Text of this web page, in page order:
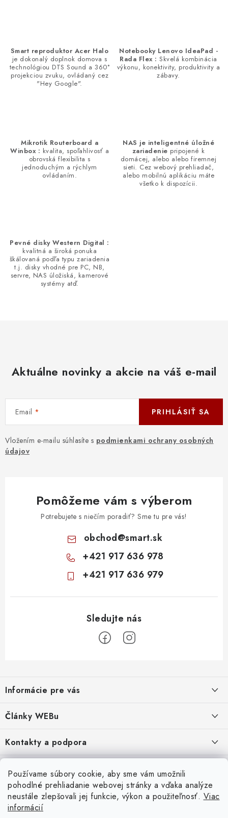
Používame súbory cookie, aby sme vám umožnili
pohodlné prehliadanie webovej stránky a vďaka analýze
neustále zlepšovali jej funkcie, výkon a použiteľnosť. Viac
informácií
k
Smart reproduktor Acer Halo
je dokonalý doplnok domova s
technológiou DTS Sound a 360°
projekciou zvuku, ovládaný cez
"Hey Google".
Notebooky Lenovo IdeaPad -
Rada Flex : Skvelá kombinácia
výkonu, konektivity, produktivity a
zábavy.
Mikrotik Routerboard a
Winbox : kvalita, spoľahlivosť a
obrovská flexibilita s
jednoduchým a rýchlym
ovládaním.
NAS je inteligentné úložné
zariadenie pripojené k
domácej, alebo alebo firemnej
sieti. Cez webový prehliadač,
alebo mobilnú aplikáciu máte
všetko k dispozícii.
Pevné disky Western Digital :
kvalitná a široká ponuka
škálovaná podľa typu zariadenia
t.j. disky vhodné pre PC, NB,
servre, NAS úložiská, kamerové
systémy atď.
Aktuálne novinky a akcie na váš e-mail
Email
Vložením e-mailu súhlasíte s podmienkami ochrany osobných
údajov
PRIHLÁSIŤ SA
Pomôžeme vám s výberom
Potrebujete s niečím poradiť? Sme tu pre vás!
obchod@smart.sk
+421 917 636 978
+421 917 636 979
p
ä
e
Informácie pre vás
Obchodné podmienky
Moja objednávka
Odstúpenie od zmluvy
Formuláre na stiahnutie
Napíšte nám
Články WEBu
16.6.2026
Nákup na splátky
23.10.2022
Ako nakupovať
Kontakty a podpora
Predajňa a sídlo spoločnosti
2.8.2022
Doprava a Platba
4.3.2022
Servisné služby
Servis a služby pre Vás
5.3.2022
Doprava - UPS Doprava - Packeta Splátky - Home Credit